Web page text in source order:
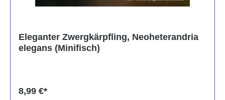
Eleganter Zwergkärpfling, Neoheterandria
elegans (Minifisch)
8,99 €*